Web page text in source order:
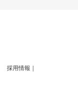
採用情報